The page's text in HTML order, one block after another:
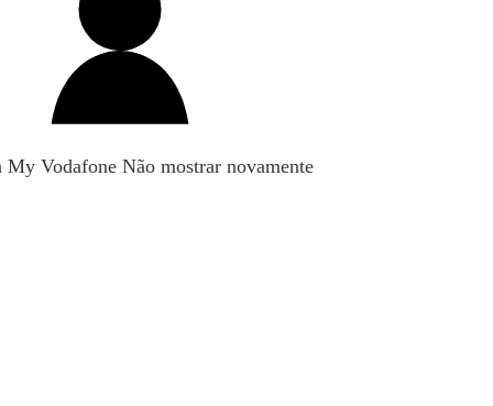
My Vodafone Não mostrar novamente